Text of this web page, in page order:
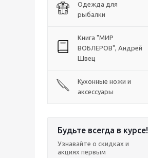
Одежда для
рыбалки
Книга "МИР
ВОБЛЕРОВ", Андрей
Швец
Кухонные ножи и
аксессуары
Будьте всегда в курсе!
Узнавайте о скидках и
акциях первым